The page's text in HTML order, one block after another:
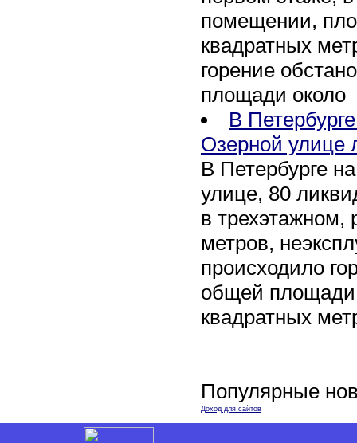
помещении,
квадратных
горение
площади около
В
Озерной улице
В Петербурге
улице, 80
в трехэтажном,
метров,
происходило
общей площади
квадратных
Популярные
Доход для сайтов